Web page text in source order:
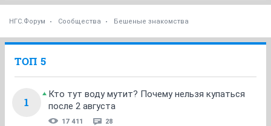
НГС.Форум Сообщества Бешеные знакомства
ТОП 5
1
Кто тут воду мутит? Почему нельзя купаться
после 2 августа
17 411 28